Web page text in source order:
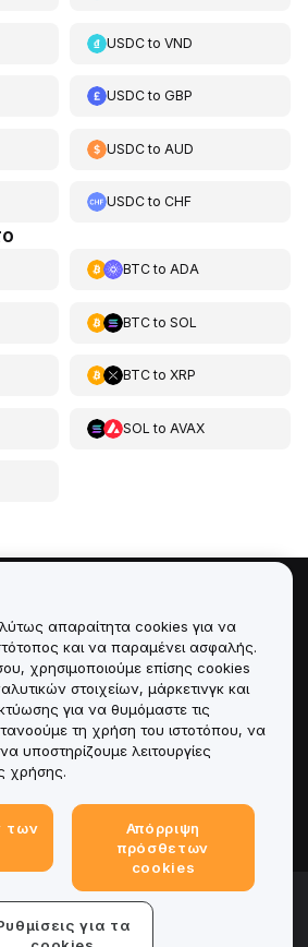
USDCtoVND
USDCtoGBP
USDCto AUD
USDCtoCHF
BTCto ADA
BTCto SOL
BTCto XRP
SOL to AVAX
Με την επιφύλαξη παντός
απαραίτητα cookies για να
και να παραμένει ασφαλής.
χρησιμοποιούμε επίσης cookies
στοιχείων, μάρκετινγκ και
για να θυμόμαστε τις
τη χρήση του ιστοτόπου, να
υποστηρίζουμε λειτουργίες
χρήσης.
των
Απόρριψη
πρόσθετων
cookies
για τα